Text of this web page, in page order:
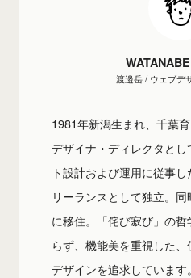
渡邉岳 / ウェブデ
1981年新潟生まれ、千葉
デザイナ・ディレクタと
ト設計および運用に従事
リーランスとして独立。
に移住。「侘び寂び」の
らず、機能美を重視した
デザインを追求していま